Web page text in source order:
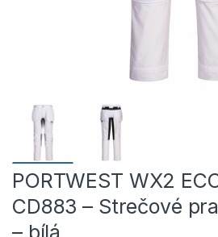
PORTWEST WX2
CD883 – Strečové